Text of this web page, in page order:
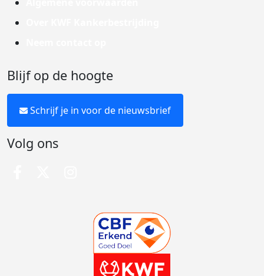
Blijf op de hoogte
Schrijf je in voor de nieuwsbrief
Volg ons